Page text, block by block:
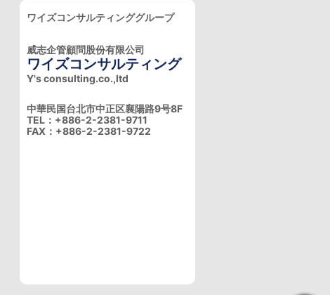
ワイズコンサルティンググループ
威志企管顧問股份有限公司
ワイズコンサルティング
Y's consulting.co.,ltd
中華民国台北市中正区襄陽路9号8F
TEL：+886-2-2381-9711
FAX：+886-2-2381-9722